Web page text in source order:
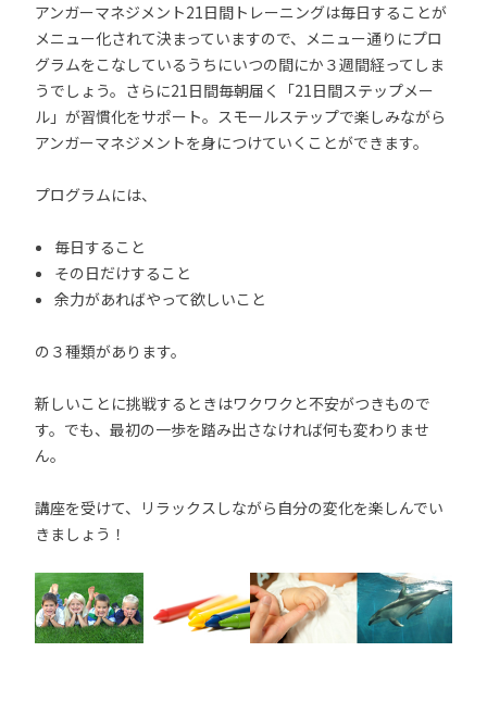
アンガーマネジメント21日間トレーニングは毎日することが
メニュー化されて決まっていますので、メニュー通りにプロ
グラムをこなしているうちにいつの間にか３週間経ってしま
うでしょう。さらに21日間毎朝届く「21日間ステップメー
ル」が習慣化をサポート。スモールステップで楽しみながら
アンガーマネジメントを身につけていくことができます。
プログラムには、
毎日すること
その日だけすること
余力があればやって欲しいこと
の３種類があります。
新しいことに挑戦するときはワクワクと不安がつきもので
す。でも、最初の一歩を踏み出さなければ何も変わりませ
ん。
講座を受けて、リラックスしながら自分の変化を楽しんでい
きましょう！